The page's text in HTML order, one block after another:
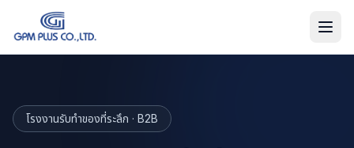
โรงงานรับทำของที่ระลึก · B2B